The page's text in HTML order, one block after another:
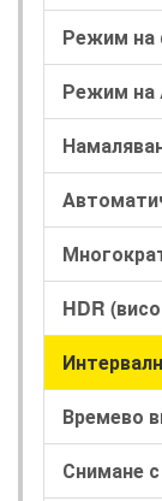
Режим на
Режим на
HDR
Времево
Снимане